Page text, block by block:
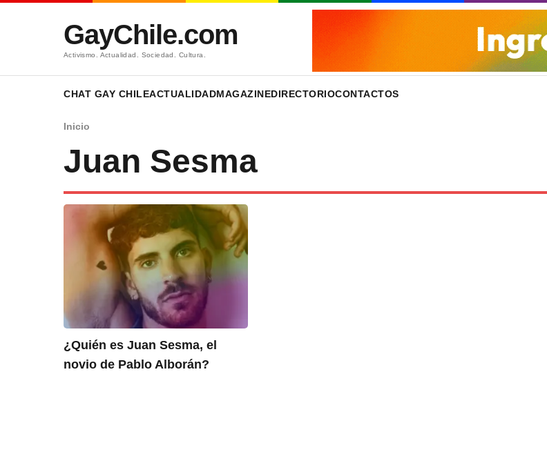
GayChile.com
Activismo. Actualidad. Sociedad. Cultura.
CHAT GAY CHILEACTUALIDADMAGAZINEDIRECTORIOCONTACTOS
Inicio
Juan Sesma
¿Quién es Juan Sesma, el
novio de Pablo Alborán?